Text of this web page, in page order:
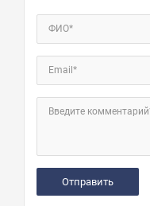
ФИО*
Email*
Введите